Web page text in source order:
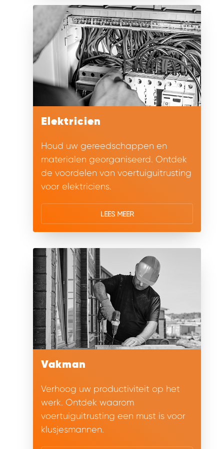
Elektricien
Houd uw gereedschappen en
materialen georganiseerd. Ontdek
de voordelen van voertuiguitrusting
voor elektriciens.
LEES MEER
Vakman
Verhoog uw productiviteit op het
werk. Ontdek waarom
voertuiguitrusting een must is voor
klusjesmannen.
WORK SYSTEM SIMPELVELD
WORK SYSTEM UITHOORN
WORK SYSTEM WILLEMSTAD
WORK SYSTEM ZIERIKZEE